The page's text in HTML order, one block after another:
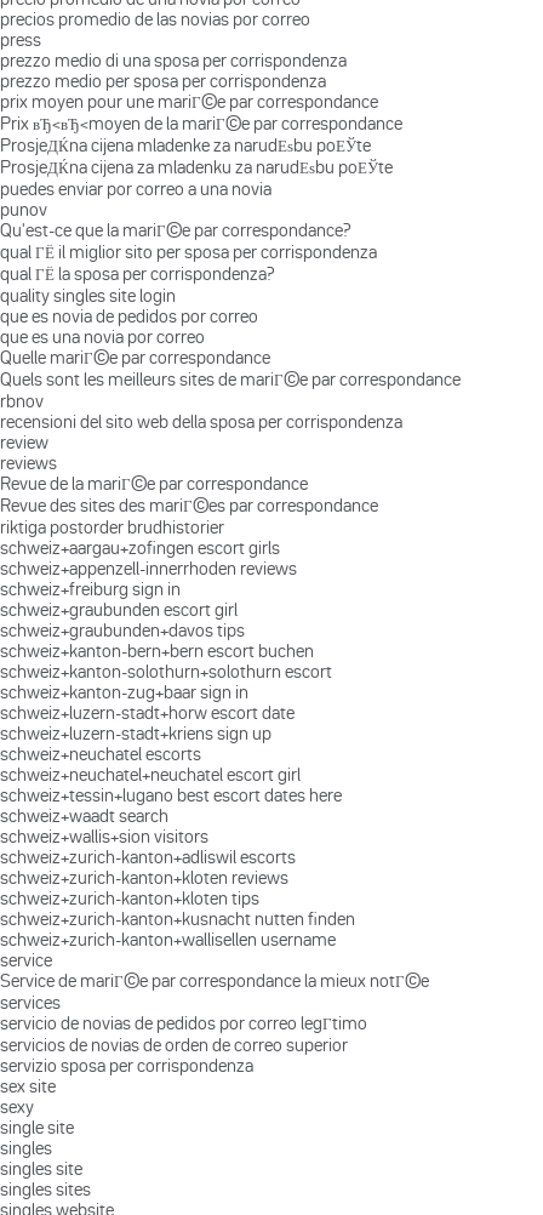
precios promedio de las novias por correo
press
prezzo medio di una sposa per corrispondenza
prezzo medio per sposa per corrispondenza
prix moyen pour une mariГ©e par correspondance
Prix вЂ‹вЂ‹moyen de la mariГ©e par correspondance
ProsjeДЌna cijena mladenke za narudЕѕbu poЕЎte
ProsjeДЌna cijena za mladenku za narudЕѕbu poЕЎte
puedes enviar por correo a una novia
punov
Qu'est-ce que la mariГ©e par correspondance?
qual ГЁ il miglior sito per sposa per corrispondenza
qual ГЁ la sposa per corrispondenza?
quality singles site login
que es novia de pedidos por correo
que es una novia por correo
Quelle mariГ©e par correspondance
Quels sont les meilleurs sites de mariГ©e par correspondance
rbnov
recensioni del sito web della sposa per corrispondenza
review
reviews
Revue de la mariГ©e par correspondance
Revue des sites des mariГ©es par correspondance
riktiga postorder brudhistorier
schweiz+aargau+zofingen escort girls
schweiz+appenzell-innerrhoden reviews
schweiz+freiburg sign in
schweiz+graubunden escort girl
schweiz+graubunden+davos tips
schweiz+kanton-bern+bern escort buchen
schweiz+kanton-solothurn+solothurn escort
schweiz+kanton-zug+baar sign in
schweiz+luzern-stadt+horw escort date
schweiz+luzern-stadt+kriens sign up
schweiz+neuchatel escorts
schweiz+neuchatel+neuchatel escort girl
schweiz+tessin+lugano best escort dates here
schweiz+waadt search
schweiz+wallis+sion visitors
schweiz+zurich-kanton+adliswil escorts
schweiz+zurich-kanton+kloten reviews
schweiz+zurich-kanton+kloten tips
schweiz+zurich-kanton+kusnacht nutten finden
schweiz+zurich-kanton+wallisellen username
service
Service de mariГ©e par correspondance la mieux notГ©e
services
servicio de novias de pedidos por correo legГ­timo
servicios de novias de orden de correo superior
servizio sposa per corrispondenza
sex site
sexy
single site
singles
singles site
singles sites
singles website